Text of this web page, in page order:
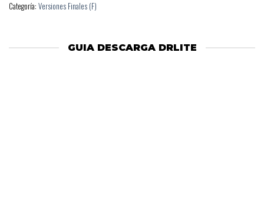
Categoría: Versiones Finales (F)
GUIA DESCARGA DRLITE